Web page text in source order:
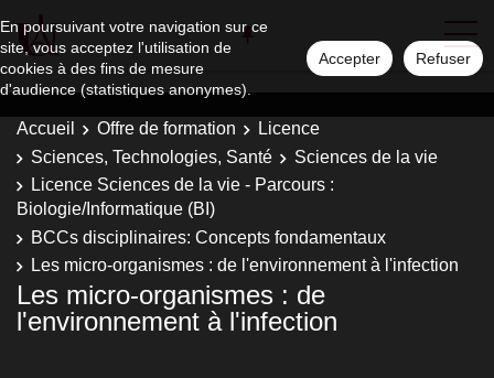
En poursuivant votre navigation sur ce
site, vous acceptez l'utilisation de
cookies à des fins de mesure
d'audience (statistiques anonymes).
Accepter Refuser
Accueil Offre de formation
Licence
Sciences, Technologies, Santé
Sciences de la vie
Licence Sciences de la vie - Parcours :
Biologie/Informatique (BI)
BCCs disciplinaires: Concepts fondamentaux
Les micro-organismes : de l'environnement à l'infection
Les micro-organismes : de
l'environnement à l'infection